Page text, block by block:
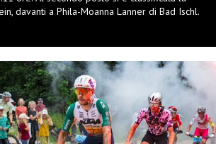
davanti a Phila-Moanna Lanner di Bad Ischl.